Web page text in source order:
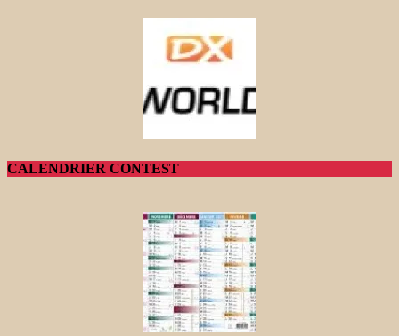
CALENDRIER CONTEST